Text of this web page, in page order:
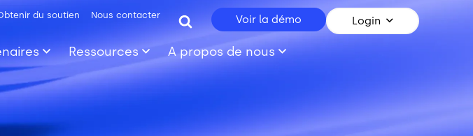
du soutien Nous contacter Voir la démo Login
Ressources A propos de nous